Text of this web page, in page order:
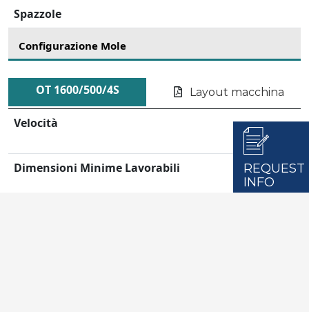
Spazzole
Configurazione Mole
OT 1600/500/4S Layout macchina
Velocità
Dimensioni Minime Lavorabili
REQUEST
INFO